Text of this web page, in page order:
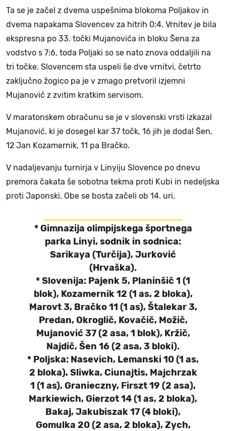
Ta se je začel z dvema uspešnima blokoma Poljakov in
dvema napakama Slovencev za hitrih 0:4. Vrnitev je bila
ekspresna po 33. točki Mujanovića in bloku Šena za
vodstvo s 7:6, toda Poljaki so se nato znova oddaljili na
tri točke. Slovencem sta uspeli še dve vrnitvi, četrto
zaključno žogico pa je v zmago pretvoril izjemni
Mujanović z zvitim kratkim servisom.
V maratonskem obračunu se je v slovenski vrsti izkazal
Mujanović, ki je dosegel kar 37 točk, 16 jih je dodal Šen,
12 Jan Kozamernik, 11 pa Bračko.
V nadaljevanju turnirja v Linyiju Slovence po dnevu
premora čakata še sobotna tekma proti Kubi in nedeljska
proti Japonski. Obe se bosta začeli ob 14. uri.
* Gimnazija olimpijskega športnega
parka Linyi, sodnik in sodnica:
Sarikaya (Turčija), Jurković
(Hrvaška).
* Slovenija: Pajenk 5, Planinšič 1 (1
blok), Kozamernik 12 (1 as, 2 bloka),
Marovt 3, Bračko 11 (1 as), Štalekar 3,
Predan, Okroglič, Kovačič, Možič,
Mujanović 37 (2 asa, 1 blok), Kržič,
Najdič, Šen 16 (2 asa, 3 bloki).
* Poljska: Nasevich, Lemanski 10 (1 as,
2 bloka), Sliwka, Ciunajtis, Majchrzak
1 (1 as), Granieczny, Firszt 19 (2 asa),
Markiewich, Gierzot 14 (1 as, 2 bloka),
Bakaj, Jakubiszak 17 (4 bloki),
Gomulka 20 (2 asa, 2 bloka), Zych,